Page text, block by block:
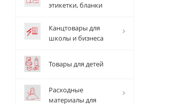
этикетки, бланки
Канцтовары для
школы и бизнеса
Товары для детей
Расходные
материалы для